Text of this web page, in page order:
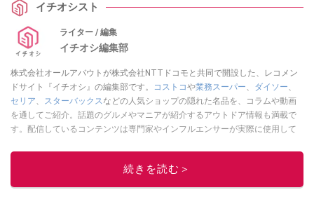
イチオシスト
ライター / 編集
イチオシ編集部
株式会社オールアバウトが株式会社NTTドコモと共同で開設した、レコメン
ドサイト『イチオシ』の編集部です。
コストコや業務スーパー ダイソー
セリア
スターバックス などの人気ショップの隠れた名品を、コラムや動画
を通してご紹介。話題のグルメやマニアが紹介するアウトドア情報も満載で
す。配信しているコンテンツは専門家やインフルエンサーが実際に使用して
ニュースでフォロー
続きを読む＞